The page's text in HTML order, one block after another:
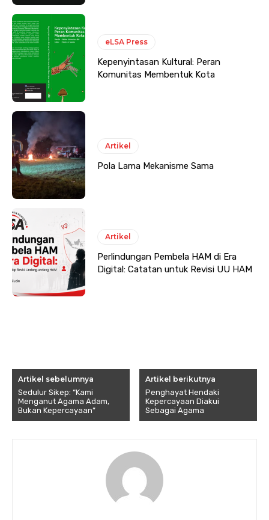
eLSA Press
Kepenyintasan Kultural: Peran
Komunitas Membentuk Kota
Artikel
Pola Lama Mekanisme Sama
Artikel
Perlindungan Pembela HAM di Era
Digital: Catatan untuk Revisi UU HAM
Artikel sebelumnya
Sedulur Sikep: “Kami
Menganut Agama Adam,
Bukan Kepercayaan”
Artikel berikutnya
Penghayat Hendaki
Kepercayaan Diakui
Sebagai Agama